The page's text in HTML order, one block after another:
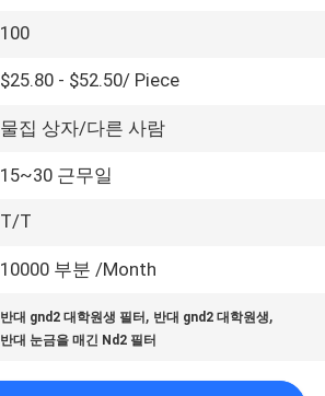
100
$25.80 - $52.50/ Piece
물집 상자/다른 사람
15~30 근무일
T/T
10000 부분 /Month
반대 gnd2 대학원생 필터 , 반대 gnd2 대학원생,
반대 눈금을 매긴 Nd2 필터